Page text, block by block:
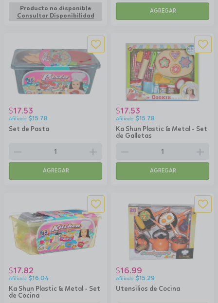
Producto no disponible
Consultar Disponibilidad
AGREGAR
Set de Pasta
$17.53
$15.78
remove add
AGREGAR
Ka Shun Plastic & Metal - Set
de Galletas
$17.53
$15.78
remove add
AGREGAR
Ka Shun Plastic & Metal - Set
de Cocina
$17.82
$16.04
Utensilios de Cocina
$16.99
$15.29